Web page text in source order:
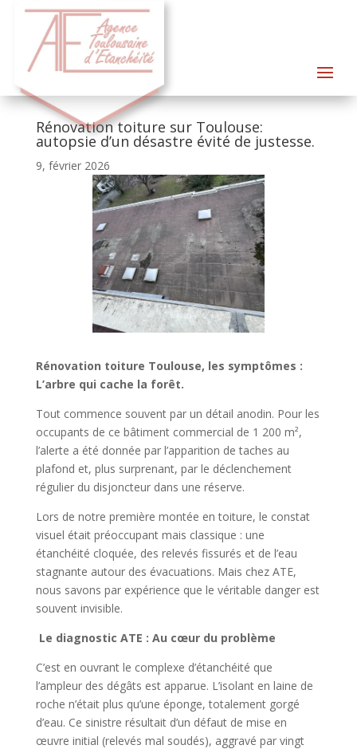
Rénovation toiture sur Toulouse:
autopsie d’un désastre évité de justesse.
9, février 2026
Rénovation toiture Toulouse, les symptômes :
L’arbre qui cache la forêt.
Tout commence souvent par un détail anodin. Pour les
occupants de ce bâtiment commercial de 1 200 m²,
l’alerte a été donnée par l’apparition de taches au
plafond et, plus surprenant, par le déclenchement
régulier du disjoncteur dans une réserve.
Lors de notre première montée en toiture, le constat
visuel était préoccupant mais classique : une
étanchéité cloquée, des relevés fissurés et de l’eau
stagnante autour des évacuations. Mais chez ATE,
nous savons par expérience que le véritable danger est
souvent invisible.
Le diagnostic ATE : Au cœur du problème
C’est en ouvrant le complexe d’étanchéité que
l’ampleur des dégâts est apparue. L’isolant en laine de
roche n’était plus qu’une éponge, totalement gorgé
d’eau. Ce sinistre résultait d’un défaut de mise en
œuvre initial (relevés mal soudés), aggravé par vingt